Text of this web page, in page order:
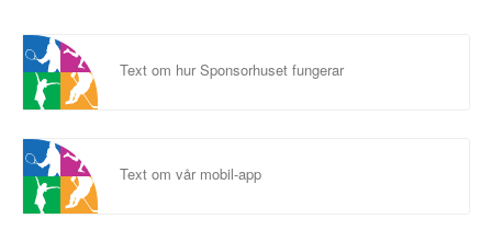
Text om hur Sponsorhuset fungerar
Text om vår mobil-app